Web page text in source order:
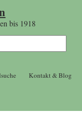
bis 1918
Kontakt & Blog